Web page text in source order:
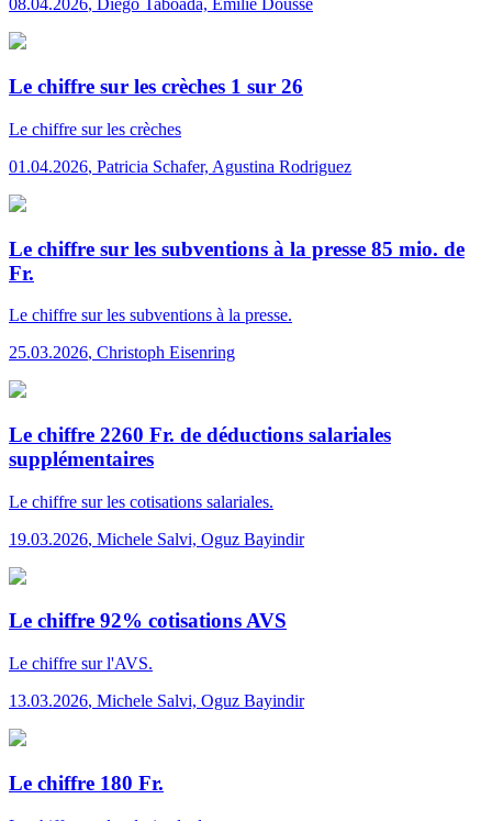
08.04.2026, Diego Taboada, Emilie Dousse
Le chiffre sur les crèches 1 sur 26
Le chiffre sur les crèches
01.04.2026, Patricia Schafer, Agustina Rodriguez
Le chiffre sur les subventions à la presse 85 mio. de
Fr.
Le chiffre sur les subventions à la presse.
25.03.2026, Christoph Eisenring
Le chiffre 2260 Fr. de déductions salariales
supplémentaires
Le chiffre sur les cotisations salariales.
19.03.2026, Michele Salvi, Oguz Bayindir
Le chiffre 92% cotisations AVS
Le chiffre sur l'AVS.
13.03.2026, Michele Salvi, Oguz Bayindir
Le chiffre 180 Fr.